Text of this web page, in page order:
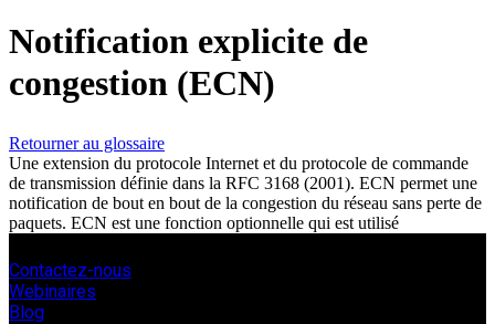
S'enregistrer
Se
connecter
Entreprise
Emploi
Partenaires
Fournisseurs
Notification explicite de
congestion (ECN)
Retourner au glossaire
Une extension du protocole Internet et du protocole de commande
de transmission définie dans la RFC 3168 (2001). ECN permet une
notification de bout en bout de la congestion du réseau sans perte de
paquets. ECN est une fonction optionnelle qui est utilisé
Contactez-nous
Webinaires
Blog